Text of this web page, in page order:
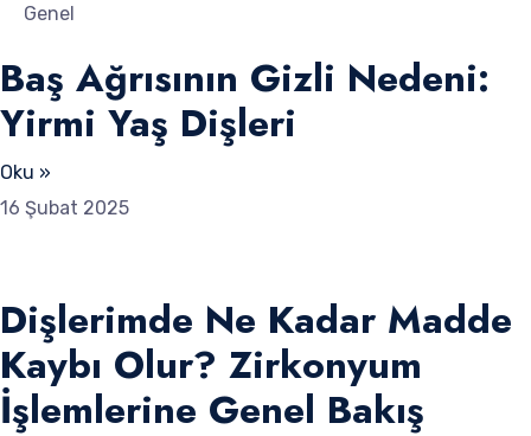
Genel
Baş Ağrısının Gizli Nedeni:
Yirmi Yaş Dişleri
Oku »
16 Şubat 2025
Dişlerimde Ne Kadar Madde
Kaybı Olur? Zirkonyum
İşlemlerine Genel Bakış